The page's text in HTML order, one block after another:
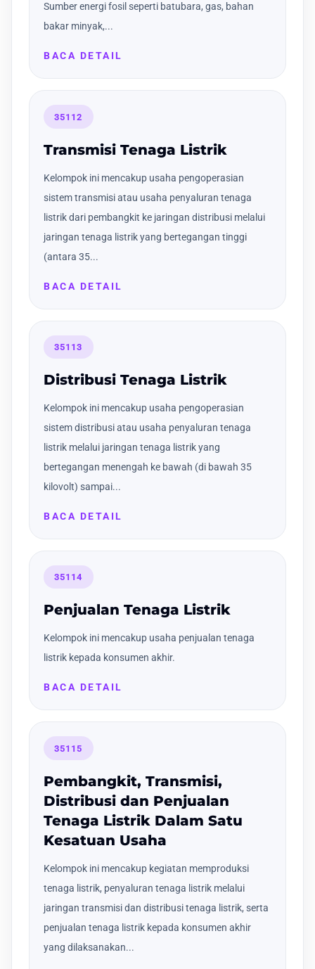
Sumber energi fosil seperti batubara, gas, bahan
bakar minyak,...
BACA DETAIL
35112
Transmisi Tenaga Listrik
Kelompok ini mencakup usaha pengoperasian
sistem transmisi atau usaha penyaluran tenaga
listrik dari pembangkit ke jaringan distribusi melalui
jaringan tenaga listrik yang bertegangan tinggi
(antara 35...
BACA DETAIL
35113
Distribusi Tenaga Listrik
Kelompok ini mencakup usaha pengoperasian
sistem distribusi atau usaha penyaluran tenaga
listrik melalui jaringan tenaga listrik yang
bertegangan menengah ke bawah (di bawah 35
kilovolt) sampai...
BACA DETAIL
35114
Penjualan Tenaga Listrik
Kelompok ini mencakup usaha penjualan tenaga
listrik kepada konsumen akhir.
BACA DETAIL
35115
Pembangkit, Transmisi,
Distribusi dan Penjualan
Tenaga Listrik Dalam Satu
Kesatuan Usaha
Kelompok ini mencakup kegiatan memproduksi
tenaga listrik, penyaluran tenaga listrik melalui
jaringan transmisi dan distribusi tenaga listrik, serta
penjualan tenaga listrik kepada konsumen akhir
yang dilaksanakan...